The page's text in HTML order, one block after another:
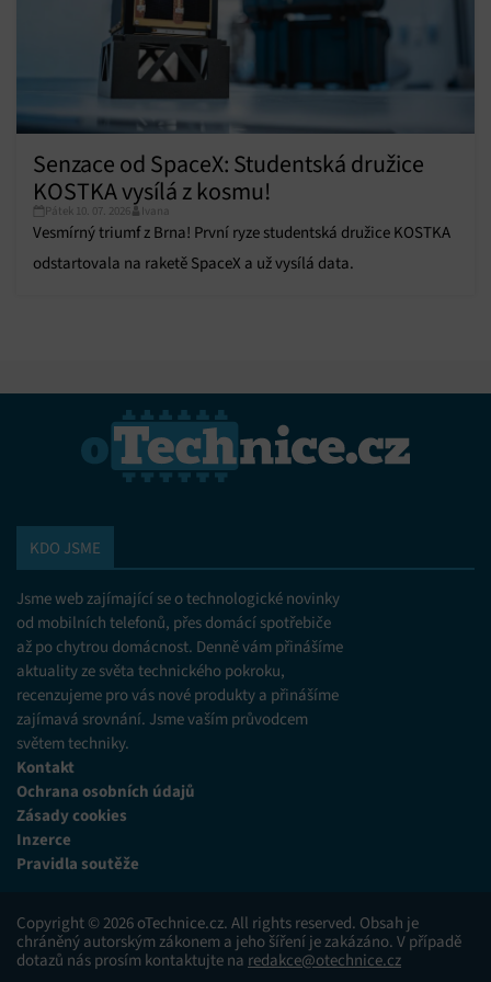
zobrazování reklamy a obsahu, Ukládání a sdělování
voleb ochrany osobních údajů.
Senzace od SpaceX: Studentská družice
KOSTKA vysílá z kosmu!
Pátek 10. 07. 2026 Ivana
Vesmírný triumf z Brna! První ryze studentská družice KOSTKA
odstartovala na raketě SpaceX a už vysílá data.
KDO JSME
Jsme web zajímající se o technologické novinky
od mobilních telefonů, přes domácí spotřebiče
až po chytrou domácnost. Denně vám přinášíme
aktuality ze světa technického pokroku,
recenzujeme pro vás nové produkty a přinášíme
zajímavá srovnání. Jsme vaším průvodcem
světem techniky.
Kontakt
Ochrana osobních údajů
Zásady cookies
Inzerce
Pravidla soutěže
Copyright © 2026 oTechnice.cz. All rights reserved. Obsah je
chráněný autorským zákonem a jeho šíření je zakázáno. V případě
dotazů nás prosím kontaktujte na redakce@otechnice.cz